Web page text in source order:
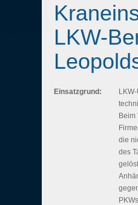
LKW-
Einsatzgrund:
Beim
die
des